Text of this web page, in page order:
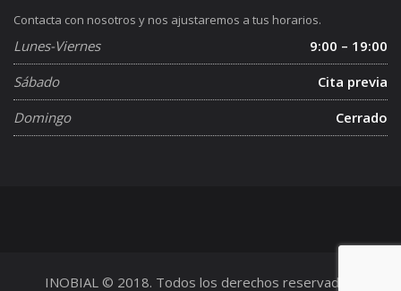
Contacta con nosotros y nos ajustaremos a tus horarios.
Lunes-Viernes
9:00 – 19:00
Sábado
Cita previa
Domingo
Cerrado
INOBIAL © 2018. Todos los derechos reservados.